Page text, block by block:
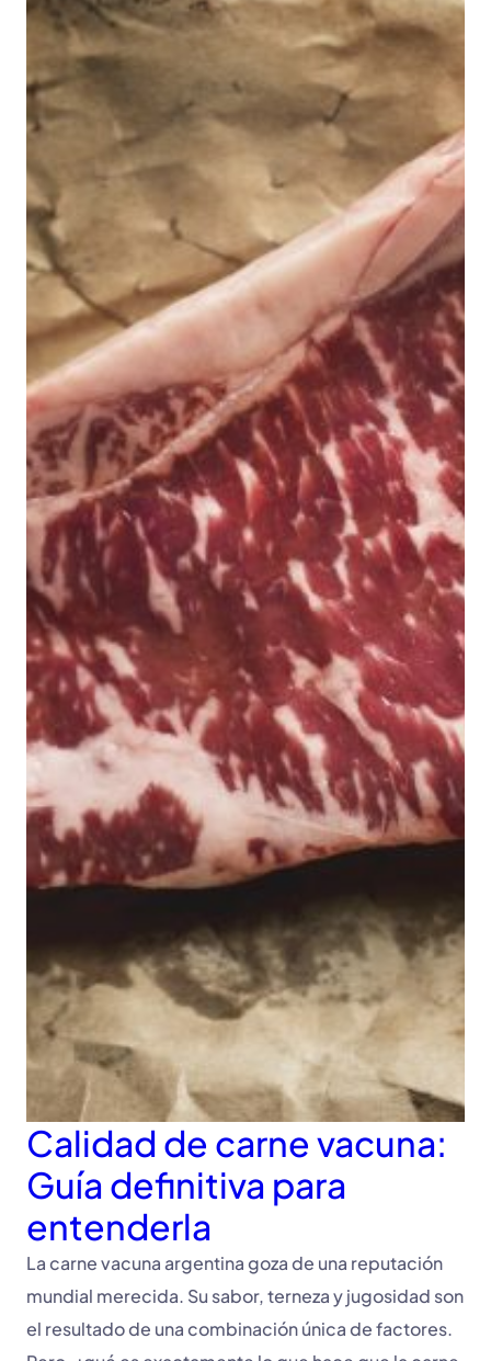
Calidad de carne vacuna:
Guía definitiva para
entenderla
La carne vacuna argentina goza de una reputación
mundial merecida. Su sabor, terneza y jugosidad son
el resultado de una combinación única de factores.